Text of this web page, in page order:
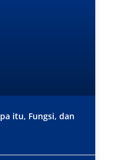
itu, Fungsi, dan